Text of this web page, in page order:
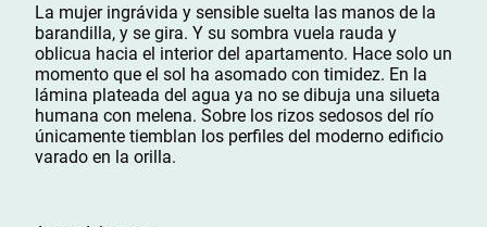
La mujer ingrávida y sensible suelta las manos de la
barandilla, y se gira. Y su sombra vuela rauda y
oblicua hacia el interior del apartamento. Hace solo un
momento que el sol ha asomado con timidez. En la
lámina plateada del agua ya no se dibuja una silueta
humana con melena. Sobre los rizos sedosos del río
únicamente tiemblan los perfiles del moderno edificio
varado en la orilla.